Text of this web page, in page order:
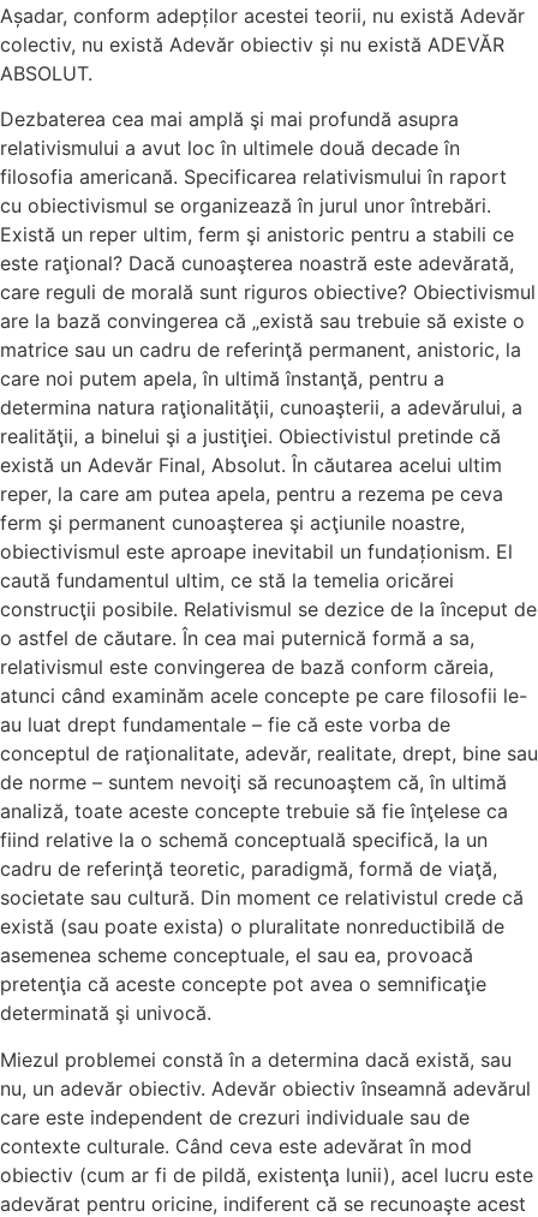
Așadar, conform adepților acestei teorii, nu există Adevăr
colectiv, nu există Adevăr obiectiv și nu există ADEVĂR
ABSOLUT.
Dezbaterea cea mai amplă şi mai profundă asupra
relativismului a avut loc în ultimele două decade în
filosofia americană. Specificarea relativismului în raport
cu obiectivismul se organizează în jurul unor întrebări.
Există un reper ultim, ferm şi anistoric pentru a stabili ce
este raţional? Dacă cunoaşterea noastră este adevărată,
care reguli de morală sunt riguros obiective? Obiectivismul
are la bază convingerea că „există sau trebuie să existe o
matrice sau un cadru de referinţă permanent, anistoric, la
care noi putem apela, în ultimă înstanţă, pentru a
determina natura raţionalităţii, cunoaşterii, a adevărului, a
realităţii, a binelui şi a justiţiei. Obiectivistul pretinde că
există un Adevăr Final, Absolut. În căutarea acelui ultim
reper, la care am putea apela, pentru a rezema pe ceva
ferm şi permanent cunoaşterea şi acţiunile noastre,
obiectivismul este aproape inevitabil un fundaționism. El
caută fundamentul ultim, ce stă la temelia oricărei
construcţii posibile. Relativismul se dezice de la început de
o astfel de căutare. În cea mai puternică formă a sa,
relativismul este convingerea de bază conform căreia,
atunci când examinăm acele concepte pe care filosofii le-
au luat drept fundamentale – fie că este vorba de
conceptul de raţionalitate, adevăr, realitate, drept, bine sau
de norme – suntem nevoiţi să recunoaştem că, în ultimă
analiză, toate aceste concepte trebuie să fie înţelese ca
fiind relative la o schemă conceptuală specifică, la un
cadru de referinţă teoretic, paradigmă, formă de viaţă,
societate sau cultură. Din moment ce relativistul crede că
există (sau poate exista) o pluralitate nonreductibilă de
asemenea scheme conceptuale, el sau ea, provoacă
pretenţia că aceste concepte pot avea o semnificaţie
determinată şi univocă.
Miezul problemei constă în a determina dacă există, sau
nu, un adevăr obiectiv. Adevăr obiectiv înseamnă adevărul
care este independent de crezuri individuale sau de
contexte culturale. Când ceva este adevărat în mod
obiectiv (cum ar fi de pildă, existenţa lunii), acel lucru este
adevărat pentru oricine, indiferent că se recunoaşte acest